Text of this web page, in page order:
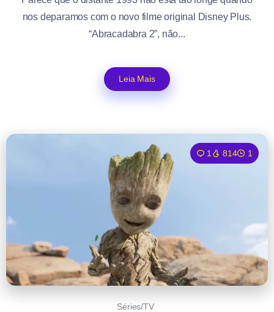
nos deparamos com o novo filme original Disney Plus.
“Abracadabra 2”, não...
Leia Mais
1 814 1
Séries/TV